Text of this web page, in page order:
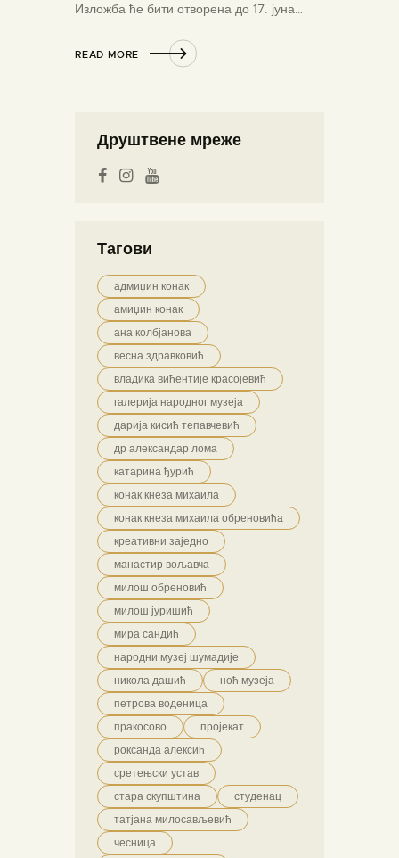
Изложба ће бити отворена до 17. јуна…
READ MORE
Друштвене мреже
Тагови
адмиџин конак
амиџин конак
ана колбјанова
весна здравковић
владика вићентије красојевић
галерија народног музеја
дарија кисић тепавчевић
др александар лома
катарина ђурић
конак кнеза михаила
конак кнеза михаила обреновића
креативни заједно
манастир вољавча
милош обреновић
милош јуришић
мира сандић
народни музеј шумадије
никола дашић
ноћ музеја
петрова воденица
пракосово
пројекат
роксанда алексић
сретењски устав
стара скупштина
студенац
татјана милосављевић
чесница